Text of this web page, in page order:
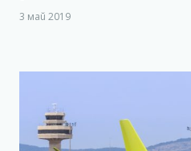
3 май 2019